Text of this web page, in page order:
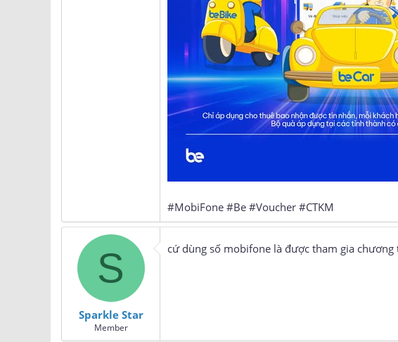
#MobiFone #Be #Voucher #CTKM
S
Sparkle Star
Member
cứ dùng số mobifone là được tham gia chương